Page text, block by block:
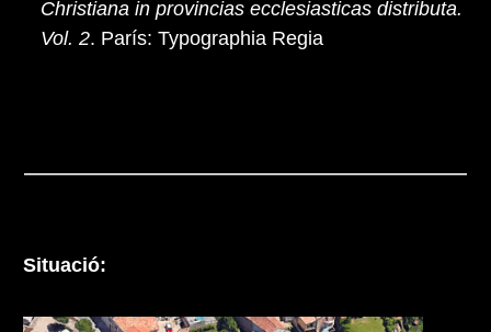
Christiana in provincias ecclesiasticas distributa.
Vol. 2. París: Typographia Regia
Situació: